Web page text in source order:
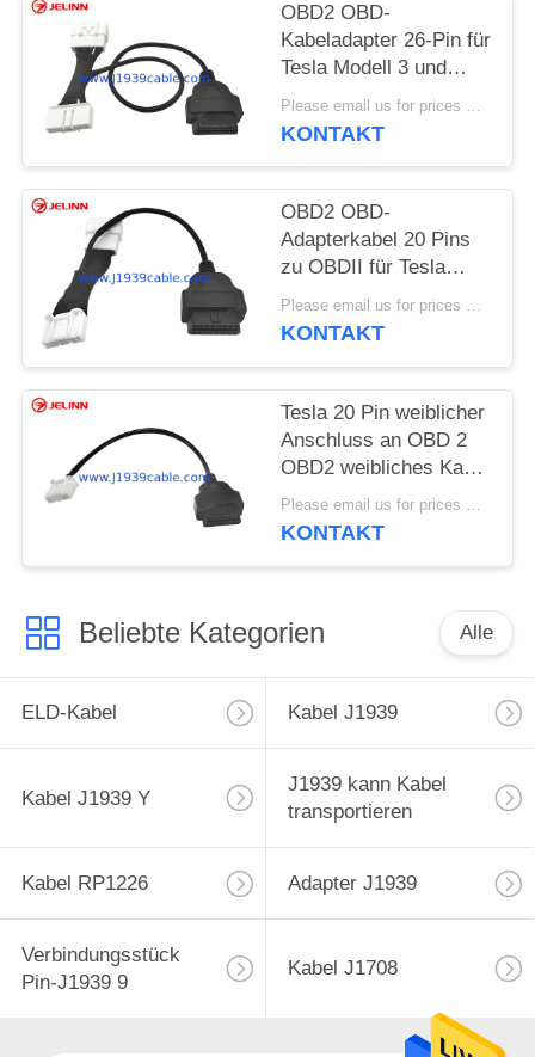
PRIVACY
POLICY
OBD2 OBD-
Kabeladapter 26-Pin für
Tesla Modell 3 und
Modell Y Jahr 2019-
2023
Please email us for prices MOQ:100 Stück
KONTAKT
OBD2 OBD-
Adapterkabel 20 Pins
zu OBDII für Tesla
Modell 3 Jahr 2018
Please email us for prices MOQ:100 Stück
KONTAKT
Tesla 20 Pin weiblicher
Anschluss an OBD 2
OBD2 weibliches Kabel
für Modell S und Modell
X Jahr 2016-2021
Please email us for prices MOQ:100 pcs
KONTAKT
Beliebte Kategorien Alle
ELD-Kabel Kabel J1939
Kabel J1939 Y
J1939 kann Kabel
transportieren
Kabel RP1226 Adapter J1939
Verbindungsstück
Pin-J1939 9
Kabel J1708